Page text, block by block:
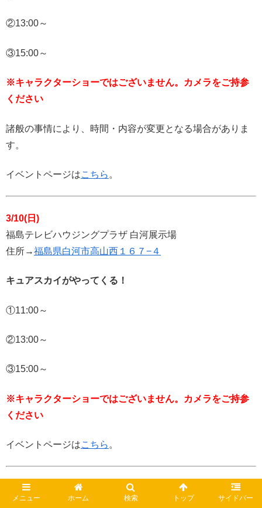
②13:00～
③15:00～
※キャラクターショーではございません。カメラをご持参
ください
諸般の事情により、時間・内容が変更となる場合がありま
す。
イベントページはこちら 。
3/10(日)
福島テレビハウジングプラザ 白河展示場
住所→福島県白河市高山西１６７−４
キュアスカイがやってくる！
①11:00～
②13:00～
③15:00～
※キャラクターショーではございません。カメラをご持参
ください
イベントページはこちら 。
3/10(日)
福島テレビハウジングプラザ あいづ
メニュー ホーム 検索 トップ サイドバー